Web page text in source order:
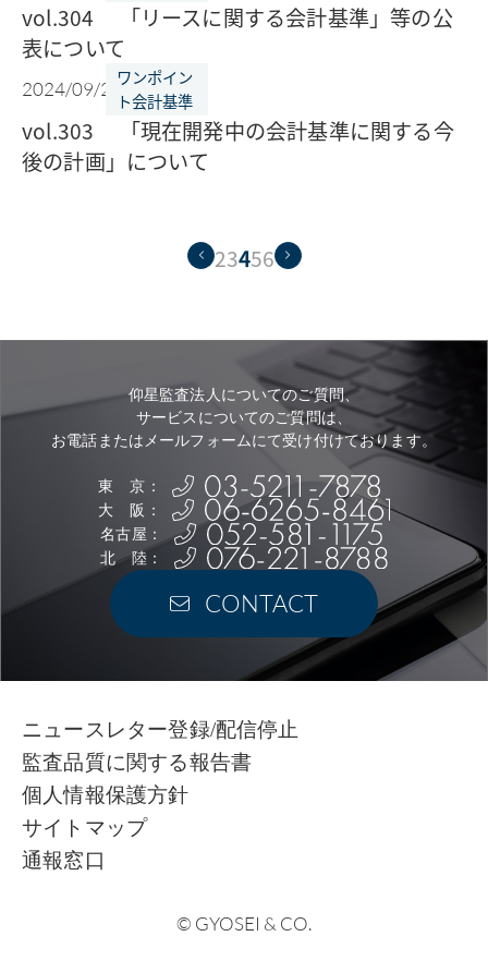
vol.304 「リースに関する会計基準」等の公
表について
2024/09/24
ワンポイン
ト会計基準
vol.303 「現在開発中の会計基準に関する今
後の計画」について
23456
仰星監査法人についてのご質問、
サービスについてのご質問は、
お電話またはメールフォームにて受け付けております。
東 京：
大 阪：
名古屋：
北 陸：
CONTACT
ニュースレター登録/配信停止
監査品質に関する報告書
個人情報保護方針
サイトマップ
通報窓口
© GYOSEI & CO.